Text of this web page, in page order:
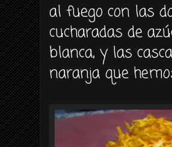
al fuego con las
cucharadas de
blanca, y las
naranja que